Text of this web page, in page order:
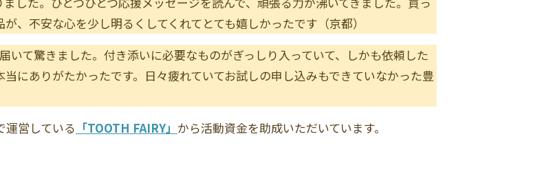
、不安な心を少し明るくしてくれてとても嬉しかったです（京都）
いて驚きました。付き添いに必要なものがぎっしり入っていて、しかも依頼した
にありがたかったです。日々疲れていてお試しの申し込みもできていなかった豊
営している 「TOOTH FAIRY」 から活動資金を助成いただいています。